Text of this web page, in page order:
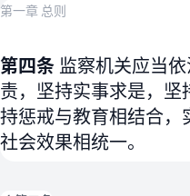
第一章 总则
第四条 监察机关应当
责，坚持实事求是，
持惩戒与教育相结合，
社会效果相统一。